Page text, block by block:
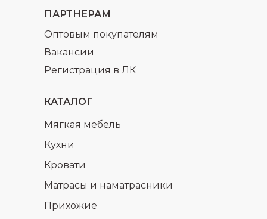
ПАРТНЕРАМ
Регистрация в ЛК
Оптовым покупателям
Вакансии
КАТАЛОГ
Кухни
Мягкая мебель
Кровати
Матрасы и наматрасники
Прихожие